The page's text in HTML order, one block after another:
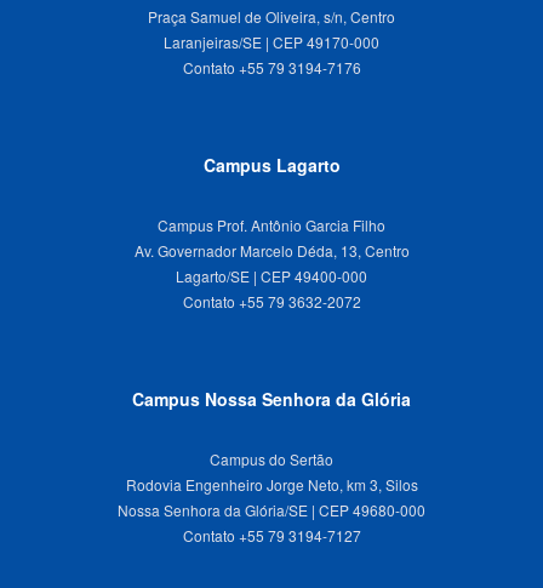
Praça Samuel de Oliveira, s/n, Centro
Laranjeiras/SE | CEP 49170-000
Campus Lagarto
Campus Prof. Antônio Garcia Filho
Av. Governador Marcelo Déda, 13, Centro
Lagarto/SE | CEP 49400-000
Campus Nossa Senhora da Glória
Campus do Sertão
Rodovia Engenheiro Jorge Neto, km 3, Silos
Nossa Senhora da Glória/SE | CEP 49680-000
Contato +55 79 3194-7127